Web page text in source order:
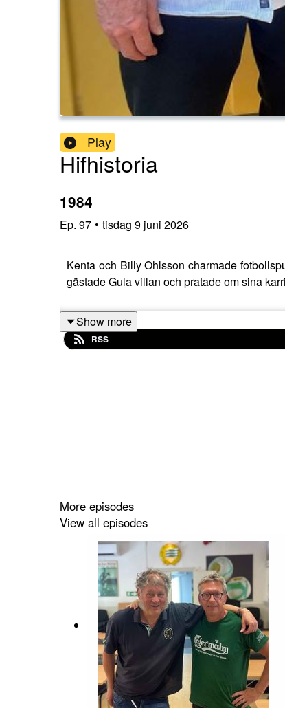
Play
Hifhistoria
1984
Ep. 97 • tisdag 9 juni 2026
Kenta och Billy Ohlsson charmade
gästade Gula villan och pratade om sina
Show more
RSS
More episodes
View all episodes